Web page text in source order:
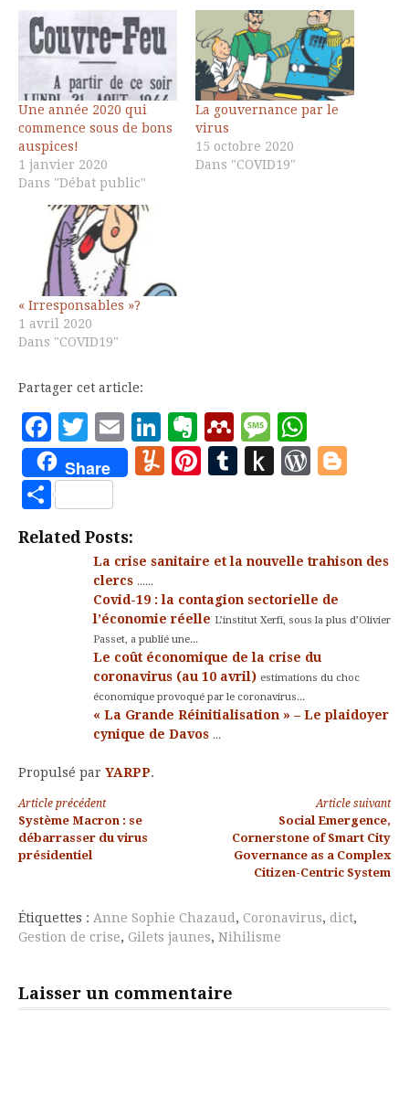
Une année 2020 qui
commence sous de bons
auspices!
1 janvier 2020
Dans "Débat public"
La gouvernance par le
virus
15 octobre 2020
Dans "COVID19"
« Irresponsables »?
1 avril 2020
Dans "COVID19"
Partager cet article:
Facebook
Twitter
EmailLinkedIn
Evernote
Mendeley
Message
Share Yummly
Pinterest
Tumblr
Push
Partager
Related Posts:
La crise sanitaire et la nouvelle trahison des
clercs ......
Covid-19 : la contagion sectorielle de
l’économie réelle L’institut Xerfi, sous la plus d’Olivier
Passet, a publié une...
Le coût économique de la crise du
coronavirus (au 10 avril) estimations du choc
économique provoqué par le coronavirus...
« La Grande Réinitialisation » – Le plaidoyer
cynique de Davos ...
Propulsé par YARPP.
Lire
la
Article précédent
Système Macron : se
débarrasser du virus
présidentiel
Article suivant
Social Emergence,
Cornerstone of Smart City
Governance as a Complex
Citizen-Centric System
Étiquettes : Anne Sophie Chazaud , Coronavirus, dict,
Gestion de crise, Gilets jaunes, Nihilisme
Laisser un commentaire